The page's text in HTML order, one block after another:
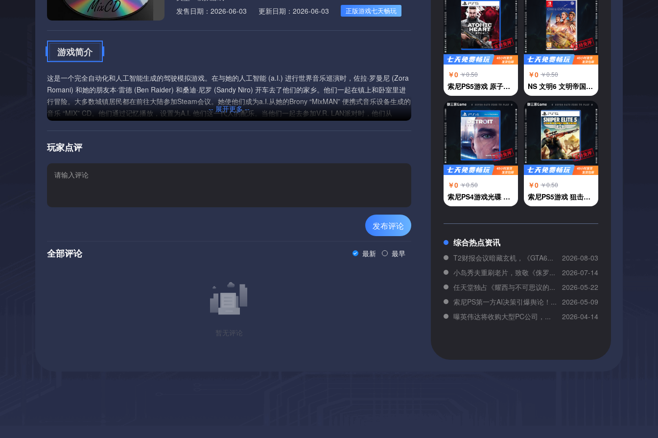
发售日期：2026-06-03
更新日期：2026-06-03 正版游戏七天畅玩
游戏简介
这是一个完全自动化和人工智能生成的驾驶模拟游戏。在与她的人工智能 (a.I.) 进行世界音乐巡演时，佐拉·罗曼尼 (Zora
Romani) 和她的朋友本·雷德 (Ben Raider) 和桑迪·尼罗 (Sandy Niro) 开车去了他们的家乡。他们一起在镇上和卧室里进
行冒险。大多数城镇居民都在前往大陆参加Steam会议。她使他们成为a.I.从她的Brony “MixMAN” 便携式音乐设备生成的
音乐 “MIX” CD。他们通过记忆播放，设置为A.I. 他们这一代人的配乐。当他们一起去参加V.R. LAN派对时，他们从
不打高尔夫球，不进行夜间无人机灯光表演，同时不在汽车后座上亲热，好，也许最后一个确实发生了。这是80年代最伟
发商。多人游戏CAVEMEN寻找Fran多人游戏牛仔多人游戏乌龟BYTE FYTE (多人) 多人狼人碰撞测试白痴2 (多人) 与朋
髦。具有来自Steam模因游戏King Archor Wright的ai生成的音乐。不要滑冰，不要聚会，不要逃避法律。不要出去玩，
不要偷偷溜出去，还有...嗯……一定要出去!因为这个A.I. Powered游戏是如此惊人，它发挥自己!因此，将玩家数量设置
为零。赢得胜利的唯一方法不是玩，只是坐下来，放松并聆听ai生成的时代配乐!等等……什么？？？哦，好，所以您实际
场拿出来，“插上驴”!使用您的加密兄弟Skillz，您可以挖掘bitco...错误。我的意思是，你能 “收集” 所有的cd来获得拱门硬
品。“IRL ARG” 挑战-此游戏和其他一些ARCHOR游戏是 “替代现实游戏” “在现实生活中” 挑战的一部分，请务必查看我们
所有的游戏，以了解正在进行的谜团的线索。CD上总共有多少音乐曲目？总共有多少个 “拱门币”？你看到所有的复活节
-- 展开更多 --
玩家点评
发布评论
全部评论 最新 最早
暂无评论
￥0 ￥0.50
索尼PS5游戏 原子之心 ATOMIC HEART 中文
￥0 ￥0.50
NS 文明6 文明帝国6 中文
￥0 ￥0.50
索尼PS4游戏光碟 PS4 底特律 变人 中文
￥0 ￥0.50
索尼PS5游戏 狙击精英5 中文
综合热点资讯
T2财报会议暗藏玄机，《GTA6...
2026-08-03
小岛秀夫重刷老片，致敬《侏罗...
2026-07-14
任天堂独占《耀西与不可思议的...
2026-05-22
索尼PS第一方AI决策引爆舆论！... 2026-05-09
曝英伟达将收购大型PC公司，...
2026-04-14